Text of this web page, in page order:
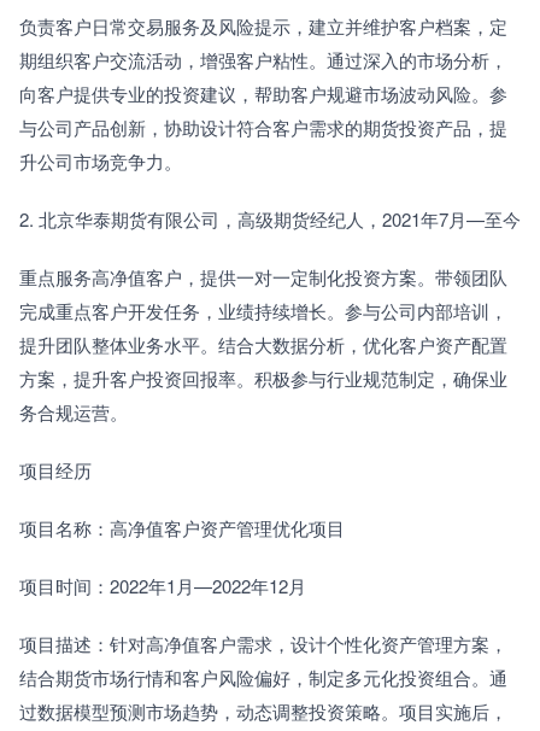
负责客户日常交易服务及风险提示，建立并维护客户档案，定
期组织客户交流活动，增强客户粘性。通过深入的市场分析，
向客户提供专业的投资建议，帮助客户规避市场波动风险。参
与公司产品创新，协助设计符合客户需求的期货投资产品，提
升公司市场竞争力。
2. 北京华泰期货有限公司，高级期货经纪人，2021年7月—至今
重点服务高净值客户，提供一对一定制化投资方案。带领团队
完成重点客户开发任务，业绩持续增长。参与公司内部培训，
提升团队整体业务水平。结合大数据分析，优化客户资产配置
方案，提升客户投资回报率。积极参与行业规范制定，确保业
务合规运营。
项目经历
项目名称：高净值客户资产管理优化项目
项目时间：2022年1月—2022年12月
项目描述：针对高净值客户需求，设计个性化资产管理方案，
结合期货市场行情和客户风险偏好，制定多元化投资组合。通
过数据模型预测市场趋势，动态调整投资策略。项目实施后，